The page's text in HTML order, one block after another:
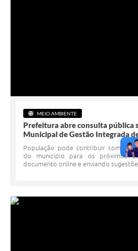
MEIO AMBIENTE
Prefeitura abre consulta pública
Municipal de Gestão Integrada
População pode contribuir com o
do município para os próximos
documento online e enviando